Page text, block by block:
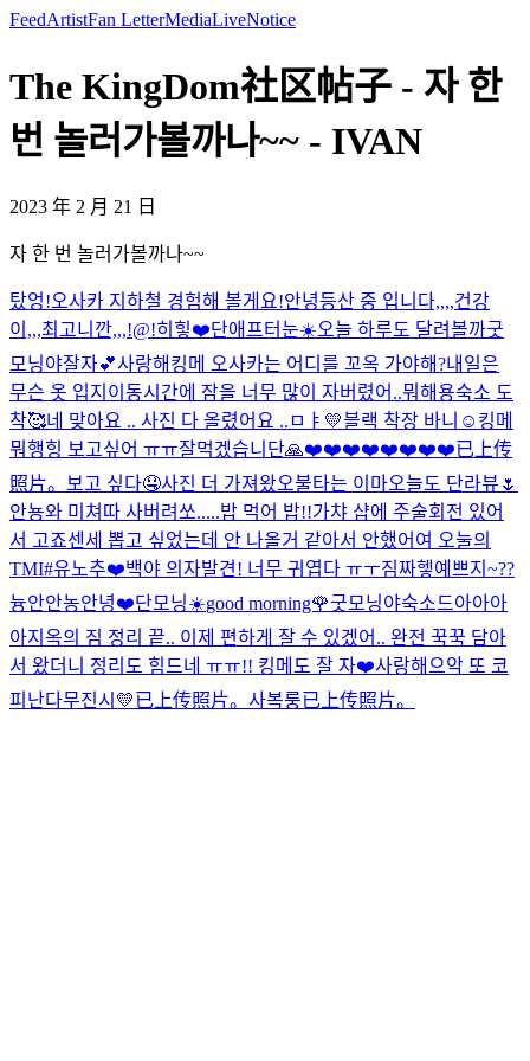
FeedArtistFan LetterMediaLiveNotice
The KingDom社区帖子 - 자 한
번 놀러가볼까나~~ - IVAN
2023 年 2 月 21 日
자 한 번 놀러가볼까나~~
탔엉!오사카 지하철 경험해 볼게요!안녕등산 중 입니다,,,,건강
이,,,최고니깐,,,!@!히힣❤️단애프터눈☀️오늘 하루도 달려볼까굿
모닝야잘자💕사랑해 킹메 오사카는 어디를 꼬옥 가야해?내일은
무슨 옷 입지 이동시간에 잠을 너무 많이 자버렸어..뭐해용숙소 도
착🥰네 맞아요 .. 사진 다 올렸어요 .. ㅁㅑ💛블랙 착장 바니☺️ 킹메
뭐행힝 보고싶어 ㅠㅠ잘먹겠습니단🙏❤️❤️❤️❤️❤️❤️❤️❤️已上传
照片。
보고 싶다🤤사진 더 가져왔오불타는 이마오늘도 단라뷰🌷
안뇽와 미쳐따 사버려쏘.....밥 먹어 밥!!가챠 샵에 주술회전 있어
서 고죠센세 뽑고 싶었는데 안 나올거 같아서 안했어여 오눌의
TMI#유노추❤️백야 의자발견! 너무 귀엽다 ㅠㅜ짐짜헿예쁘지~??
늉안안농안녕❤️단모닝☀️good morning🌹굿모닝야숙소드아아아
아지옥의 짐 정리 끝.. 이제 편하게 잘 수 있겠어.. 완전 꾹꾹 담아
서 왔더니 정리도 힘드네 ㅠㅠ!! 킹메도 잘 자❤️사랑해 으악 또 코
피난다무진시💛已上传照片。 사복룽已上传照片。